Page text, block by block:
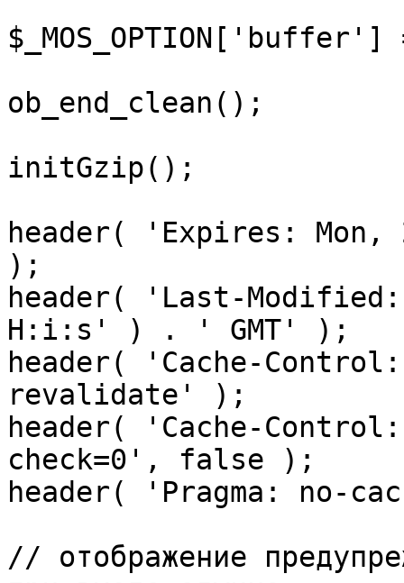
ob_end_clean();
initGzip();
header( 'Expires: Mon,
);
header( 'Last-
H:i:s' ) . ' GMT' );
header( 'Cache-
revalidate' );
header( 'Cache-
check=0', false );
header( 'Pragma: no-
// отображение